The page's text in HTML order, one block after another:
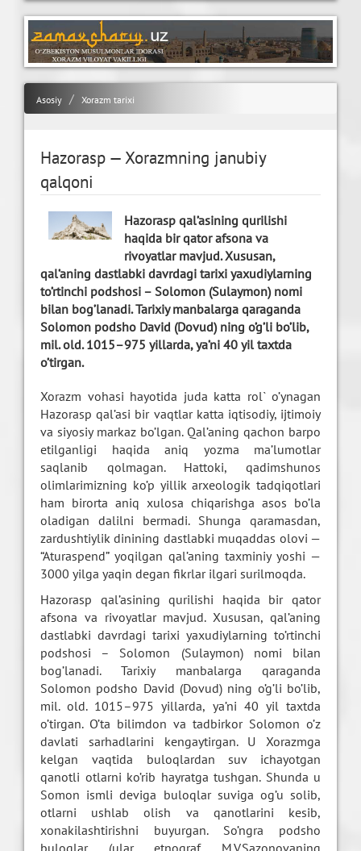
Asosiy Xorazm tarixi
Hazorasp — Xorazmning janubiy
qalqoni
Hazorasp qal’asining qurilishi
haqida bir qator afsona va
rivoyatlar mavjud. Xususan,
qal’aning dastlabki davrdagi tarixi yaxudiylarning
to’rtinchi podshosi – Solomon (Sulaymon) nomi
bilan bog’lanadi. Tarixiy manbalarga qaraganda
Solomon podsho David (Dovud) ning o’g’li bo’lib,
mil. old. 1015–975 yillarda, ya’ni 40 yil taxtda
o’tirgan.
Xorazm vohasi hayotida juda katta rol` o’ynagan
Hazorasp qal’asi bir vaqtlar katta iqtisodiy, ijtimoiy
va siyosiy markaz bo’lgan. Qal’aning qachon barpo
etilganligi haqida aniq yozma ma’lumotlar
saqlanib qolmagan. Hattoki, qadimshunos
olimlarimizning ko’p yillik arxeologik tadqiqotlari
ham birorta aniq xulosa chiqarishga asos bo’la
oladigan dalilni bermadi. Shunga qaramasdan,
zardushtiylik dinining dastlabki muqaddas olovi —
“Aturaspend” yoqilgan qal’aning taxminiy yoshi —
3000 yilga yaqin degan fikrlar ilgari surilmoqda.
Hazorasp qal’asining qurilishi haqida bir qator
afsona va rivoyatlar mavjud. Xususan, qal’aning
dastlabki davrdagi tarixi yaxudiylarning to’rtinchi
podshosi – Solomon (Sulaymon) nomi bilan
bog’lanadi. Tarixiy manbalarga qaraganda
Solomon podsho David (Dovud) ning o’g’li bo’lib,
mil. old. 1015–975 yillarda, ya’ni 40 yil taxtda
o’tirgan. O’ta bilimdon va tadbirkor Solomon o’z
davlati sarhadlarini kengaytirgan. U Xorazmga
kelgan vaqtida buloqlardan suv ichayotgan
qanotli otlarni ko’rib hayratga tushgan. Shunda u
Somon ismli deviga buloqlar suviga og’u solib,
otlarni ushlab olish va qanotlarini kesib,
xonakilashtirishni buyurgan. So’ngra podsho